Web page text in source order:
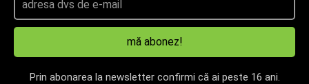
mă abonez!
Prin abonarea la newsletter confirmi că ai peste 16 ani.